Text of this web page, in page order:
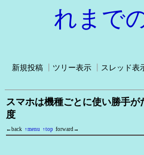
れまで
新規投稿 ツリー表示 スレッド表
スマホは機種ごとに使い勝手
度
←back ↑menu ↑top forward→